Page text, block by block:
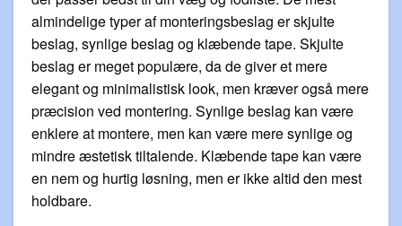
almindelige typer af monteringsbeslag er skjulte
beslag, synlige beslag og klæbende tape. Skjulte
beslag er meget populære, da de giver et mere
elegant og minimalistisk look, men kræver også mere
præcision ved montering. Synlige beslag kan være
enklere at montere, men kan være mere synlige og
mindre æstetisk tiltalende. Klæbende tape kan være
en nem og hurtig løsning, men er ikke altid den mest
holdbare.